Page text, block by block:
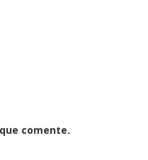
comente.